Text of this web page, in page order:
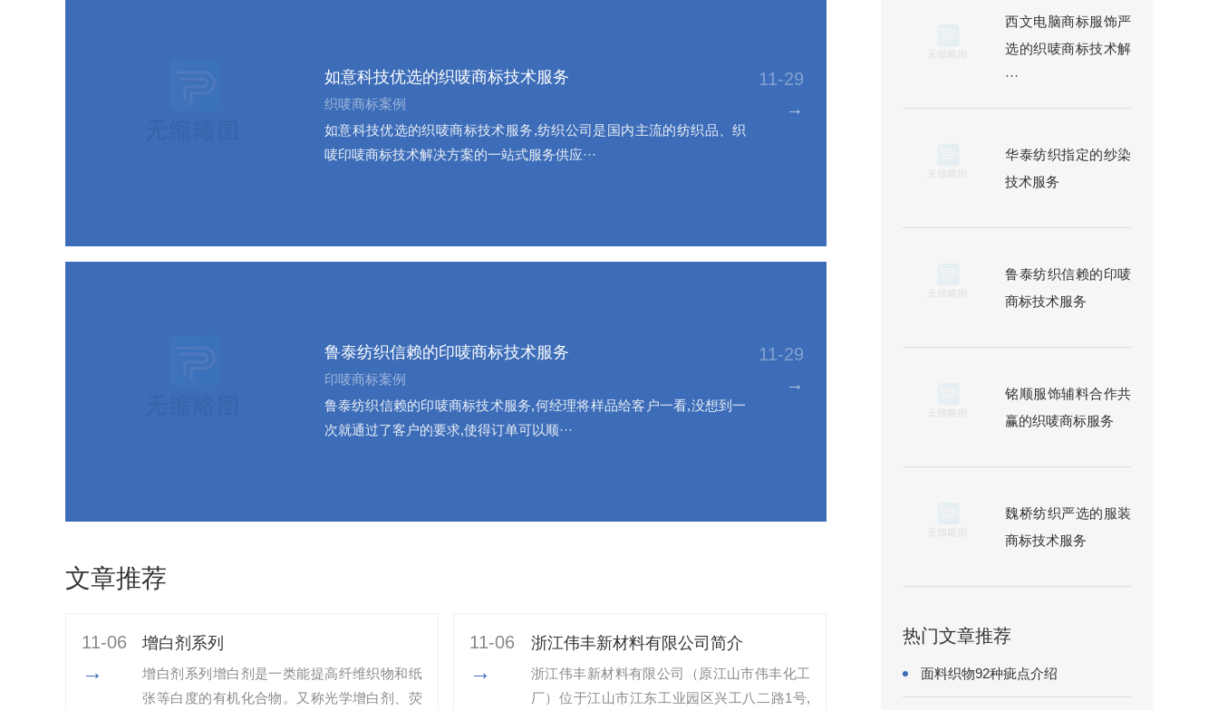
如意科技优选的织唛商标技术服务
织唛商标案例
如意科技优选的织唛商标技术服务,纺织公司是国内主流的纺织品、织
唛印唛商标技术解决方案的一站式服务供应···
11-29
→
鲁泰纺织信赖的印唛商标技术服务
印唛商标案例
鲁泰纺织信赖的印唛商标技术服务,何经理将样品给客户一看,没想到一
次就通过了客户的要求,使得订单可以顺···
11-29
→
文章推荐
11-06
→
增白剂系列
增白剂系列增白剂是一类能提高纤维织物和纸
张等白度的有机化合物。又称光学增白剂、荧
11-06
→
浙江伟丰新材料有限公司简介
浙江伟丰新材料有限公司（原江山市伟丰化工
厂）位于江山市江东工业园区兴工八二路1号,
西文电脑商标服饰严
选的织唛商标技术解
···
华泰纺织指定的纱染
技术服务
鲁泰纺织信赖的印唛
商标技术服务
铭顺服饰辅料合作共
赢的织唛商标服务
魏桥纺织严选的服装
商标技术服务
热门文章推荐
面料织物92种疵点介绍